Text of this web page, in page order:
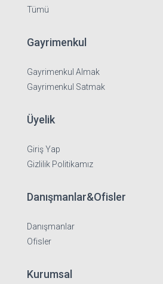
Tümü
Gayrimenkul
Gayrimenkul Almak
Gayrimenkul Satmak
Üyelik
Giriş Yap
Gizlilik Politikamız
Danışmanlar&Ofisler
Danışmanlar
Ofisler
Kurumsal